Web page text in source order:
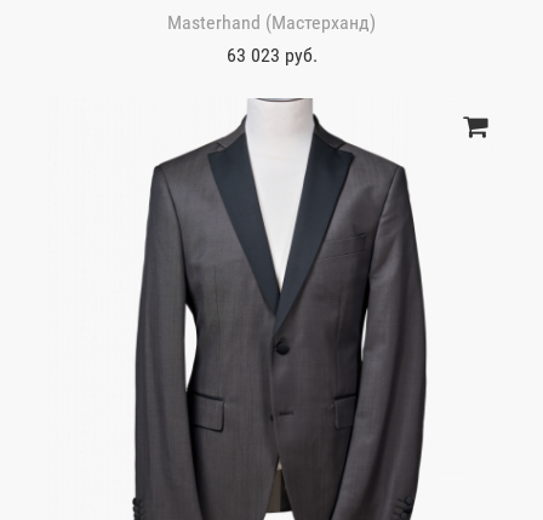
Masterhand (Мастерханд)
63 023 руб.